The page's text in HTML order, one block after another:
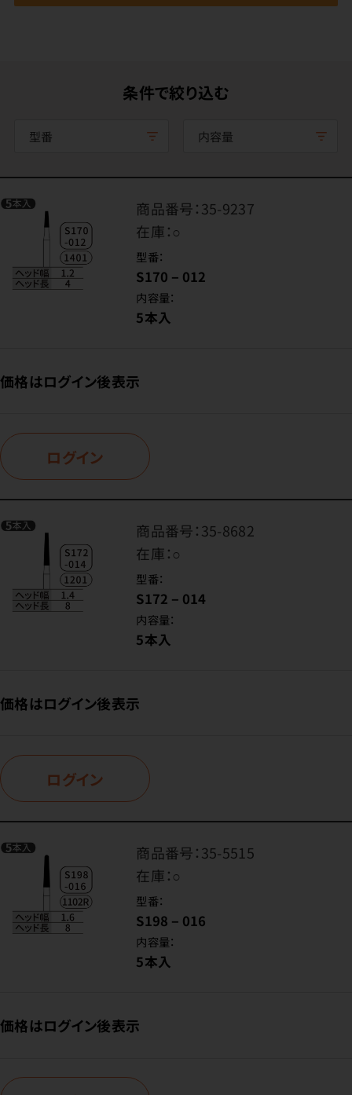
条件で絞り込む
型番 内容量
商品番号：35-9237
在庫：○
型番：
S170－012
内容量：
5本入
価格はログイン後表示
ログイン
商品番号：35-8682
在庫：○
型番：
S172－014
内容量：
5本入
価格はログイン後表示
ログイン
商品番号：35-5515
在庫：○
型番：
S198－016
内容量：
5本入
価格はログイン後表示